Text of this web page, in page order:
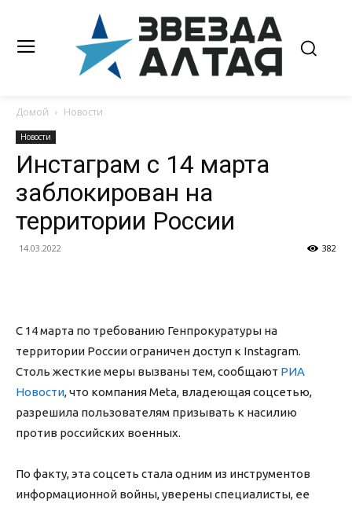
Домой Новости
Новости
Инстаграм с 14 марта
заблокирован на
территории России
14.03.2022 382
С 14 марта по требованию Генпрокуратуры на
территории России ограничен доступ к Instagram.
Столь жесткие меры вызваны тем, сообщают РИА
Новости, что компания Meta, владеющая соцсетью,
разрешила пользователям призывать к насилию
против российских военных.
По факту, эта соцсеть стала одним из инструментов
информационной войны, уверены специалисты, ее